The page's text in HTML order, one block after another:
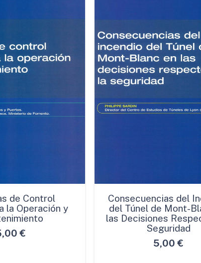
de Control
la Operación y
€
Consecuencias del
del Túnel de Mont-
las Decisiones
Seguridad
5,00 €